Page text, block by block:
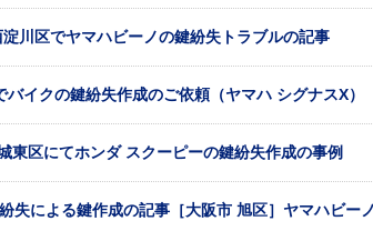
川区でヤマハビーノの鍵紛失トラブルの記事
バイクの鍵紛失作成のご依頼（ヤマハ シグナスX）
東区にてホンダ スクーピーの鍵紛失作成の事例
失による鍵作成の記事［大阪市 旭区］ヤマハビーノ